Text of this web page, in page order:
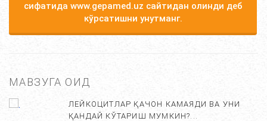
сифатида www.gepamed.uz сайтидан олинди деб
кўрсатишни унутманг.
МАВЗУГА ОИД
ЛЕЙКОЦИТЛАР ҚАЧОН КАМАЯДИ ВА УНИ
ҚАНДАЙ КЎТАРИШ МУМКИН?...